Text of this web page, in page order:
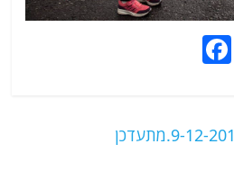
T
e